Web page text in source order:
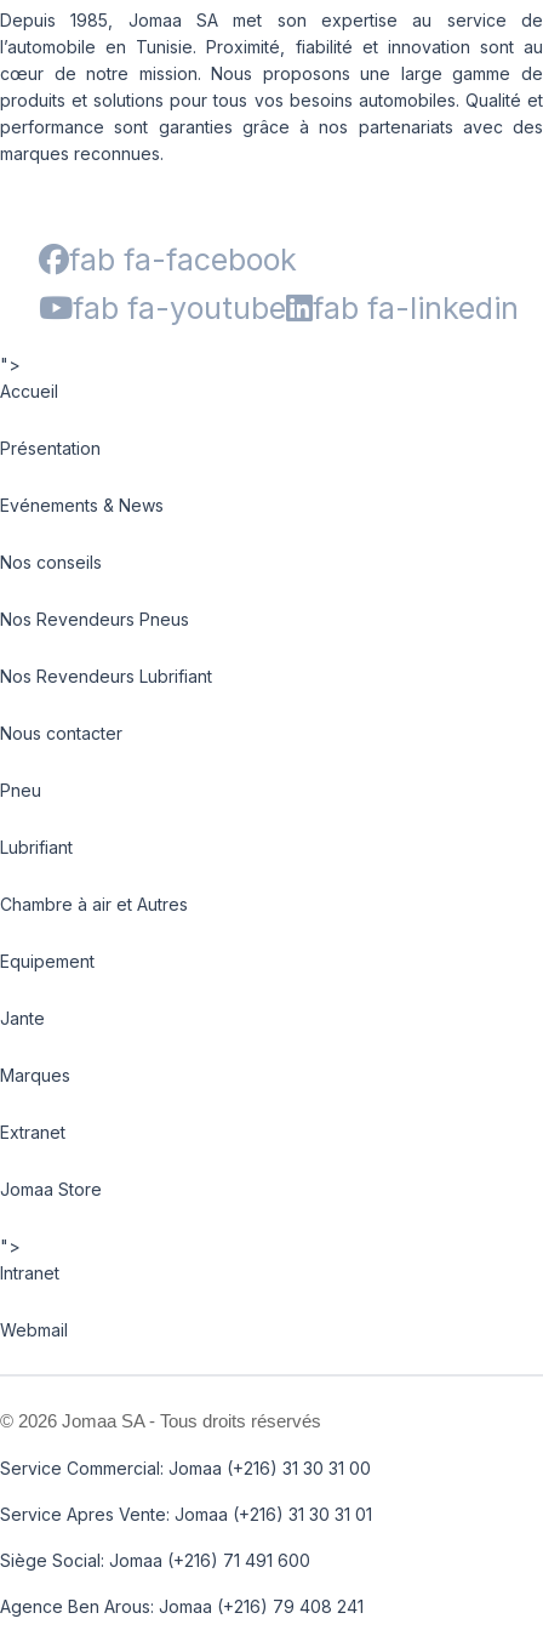
Depuis 1985, Jomaa SA met son expertise au service de
l’automobile en Tunisie. Proximité, fiabilité et innovation sont au
cœur de notre mission. Nous proposons une large gamme de
produits et solutions pour tous vos besoins automobiles. Qualité et
performance sont garanties grâce à nos partenariats avec des
marques reconnues.
fab fa-facebook
fab fa-youtube
fab fa-linkedin
">
Accueil
Présentation
Evénements & News
Nos conseils
Nos Revendeurs Pneus
Nos Revendeurs Lubrifiant
Nous contacter
Pneu
Lubrifiant
Chambre à air et Autres
Equipement
Jante
Marques
Extranet
Jomaa Store
">
Intranet
Webmail
© 2026 Jomaa SA - Tous droits réservés
Service Commercial: Jomaa (+216) 31 30 31 00
Service Apres Vente: Jomaa (+216) 31 30 31 01
Siège Social: Jomaa (+216) 71 491 600
Agence Ben Arous: Jomaa (+216) 79 408 241